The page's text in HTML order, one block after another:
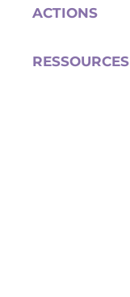
ACTIONS
RESSOURCES